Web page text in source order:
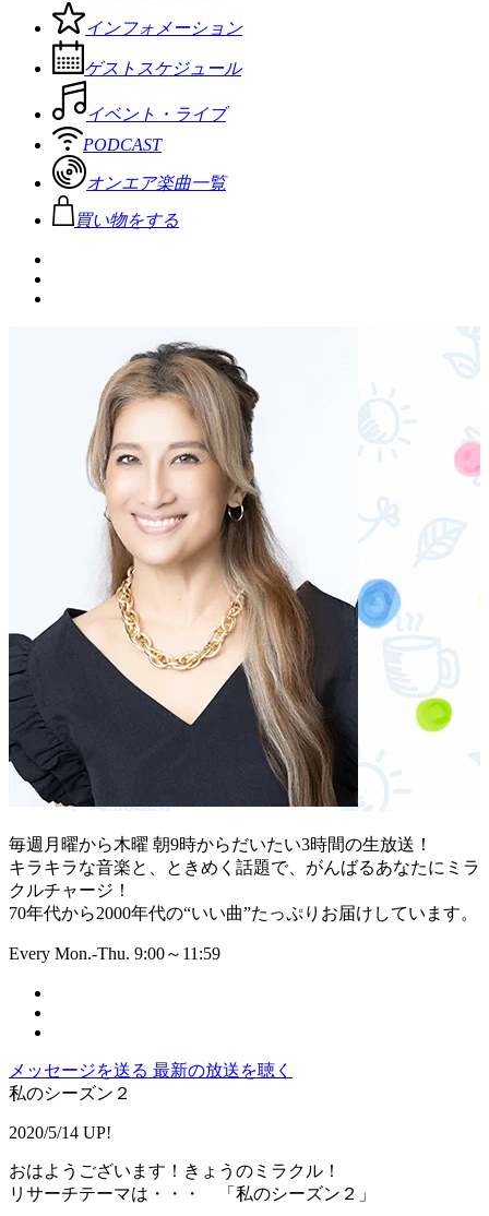
インフォメーション
ゲストスケジュール
イベント・ライブ
PODCAST
オンエア楽曲一覧
買い物をする
毎週月曜から木曜 朝9時からだいたい3時間の生放送！
キラキラな音楽と、ときめく話題で、がんばるあなたにミラ
クルチャージ！
70年代から2000年代の“いい曲”たっぷりお届けしています。
Every Mon.-Thu. 9:00～11:59
メッセージを送る 最新の放送を聴く
私のシーズン２
2020/5/14 UP!
おはようございます！きょうのミラクル！
リサーチテーマは・・・ 「私のシーズン２」